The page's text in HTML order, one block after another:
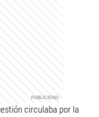
circulaba por la